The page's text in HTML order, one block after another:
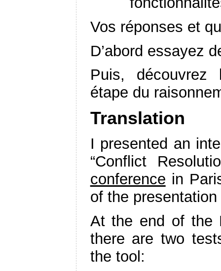
Vos réponses et
D’abord essayez
Puis, découvrez
étape du
Translation
I presented an
“Conflict
conference in
of the
At the end of the
there are two
the tool: